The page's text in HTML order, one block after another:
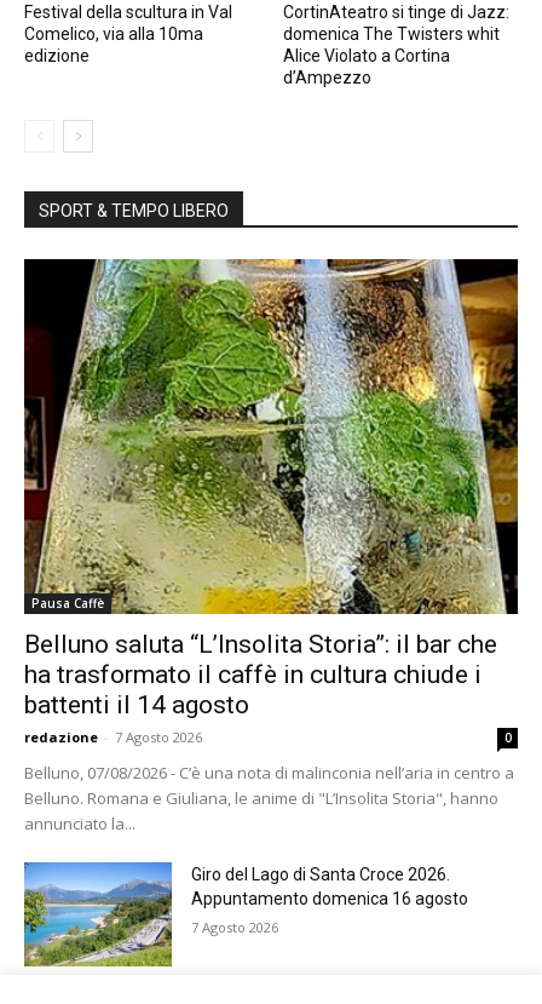
Festival della scultura in Val
Comelico, via alla 10ma
edizione
CortinAteatro si tinge di Jazz:
domenica The Twisters whit
Alice Violato a Cortina
d’Ampezzo
SPORT & TEMPO LIBERO
Pausa Caffè
Belluno saluta “L’Insolita Storia”: il bar che
ha trasformato il caffè in cultura chiude i
battenti il 14 agosto
redazione - 7 Agosto 2026 0
Belluno, 07/08/2026 - C’è una nota di malinconia nell’aria in centro a
Belluno. Romana e Giuliana, le anime di "L’Insolita Storia", hanno
annunciato la...
Giro del Lago di Santa Croce 2026.
Appuntamento domenica 16 agosto
7 Agosto 2026